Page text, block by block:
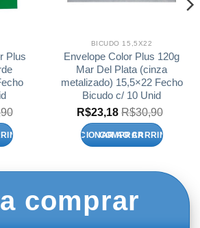
Plus
BICUDO 15,5X22
Envelope Color Plus 120g
Mar Del Plata (cinza
metalizado) 15,5×22 Fecho
Bicudo c/ 10 Unid
R$23,18 R$30,90
ADICIONAR AO CARRINHO
comprar